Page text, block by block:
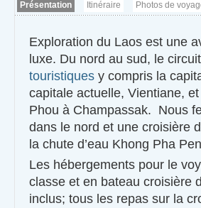
Présentation Itinéraire Photos de
Exploration du Laos est une
luxe. Du nord au sud, le
touristiques y compris la
capitale actuelle, Vientiane,
Phou à Champassak. Nous
dans le nord et une croisière
la chute d’eau Khong Pha
Les hébergements pour le
classe et en bateau croisière
inclus; tous les repas sur la